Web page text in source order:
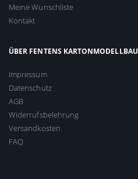
Meine Wunschliste
Kontakt
ÜBER FENTENS KARTONMODELLBAU
Impressum
Datenschutz
AGB
Widerrufsbelehrung
Versandkosten
FAQ